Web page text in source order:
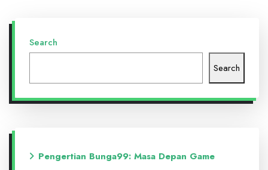
Search
Search
Pengertian Bunga99: Masa Depan Game